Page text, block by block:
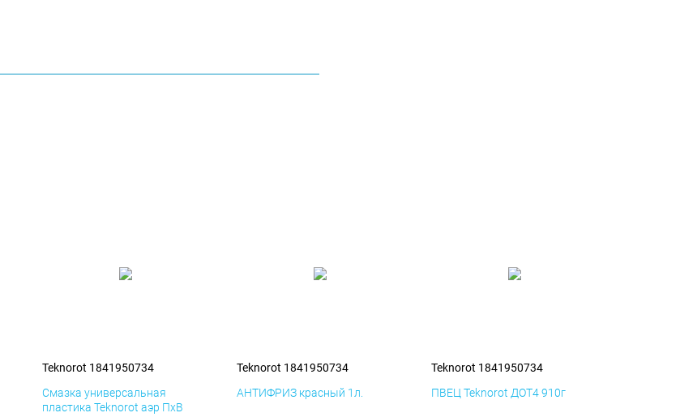
Teknorot 1841950734
Смазка универсальная
пластика Teknorot аэр ПхВ
Teknorot 1841950734
АНТИФРИЗ красный 1л.
Teknorot 1841950734
ПВЕЦ Teknorot ДОТ4 910г